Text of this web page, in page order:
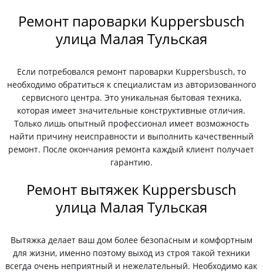
Ремонт пароварки Kuppersbusch
улица Малая Тульская
Если потребовался ремонт пароварки Kuppersbusch, то
необходимо обратиться к специалистам из авторизованного
сервисного центра. Это уникальная бытовая техника,
которая имеет значительные конструктивные отличия.
Только лишь опытный профессионал имеет возможность
найти причину неисправности и выполнить качественный
ремонт. После окончания ремонта каждый клиент получает
гарантию.
Ремонт вытяжек Kuppersbusch
улица Малая Тульская
Вытяжка делает ваш дом более безопасным и комфортным
для жизни, именно поэтому выход из строя такой техники
всегда очень неприятный и нежелательный. Необходимо как